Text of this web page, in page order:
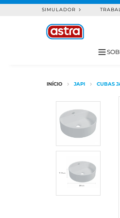
SIMULADOR
JAPI CUBAS